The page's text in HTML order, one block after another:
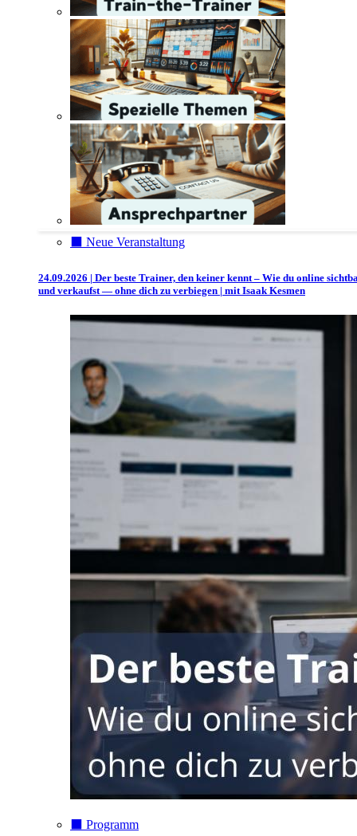
⬛️ Neue Veranstaltung
24.09.2026 | Der beste Trainer, den keiner kennt – Wie du online
und verkaufst — ohne dich zu verbiegen | mit Isaak Kesmen
⬛️ Programm